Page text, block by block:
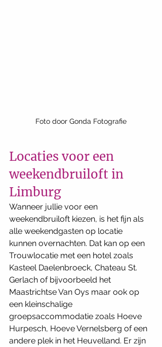
Foto door Gonda Fotografie
Locaties voor een
weekendbruiloft in
Limburg
Wanneer jullie voor een
weekendbruiloft kiezen, is het fijn als
alle weekendgasten op locatie
kunnen overnachten. Dat kan op een
Trouwlocatie met een hotel zoals
Kasteel Daelenbroeck, Chateau St.
Gerlach of bijvoorbeeld het
Maastrichtse Van Oys maar ook op
een kleinschalige
groepsaccommodatie zoals Hoeve
Hurpesch, Hoeve Vernelsberg of een
andere plek in het Heuvelland. Er zijn